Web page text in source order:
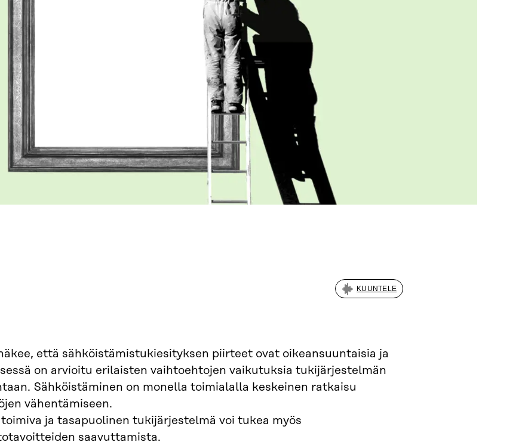
KUUNTELE
että sähköistämistukiesityksen piirteet ovat oikeansuuntaisia ja
on arvioitu erilaisten vaihtoehtojen vaikutuksia tukijärjestelmän
Sähköistäminen on monella toimialalla keskeinen ratkaisu
vähentämiseen.
toimiva ja tasapuolinen tukijärjestelmä voi tukea myös
saavuttamista.